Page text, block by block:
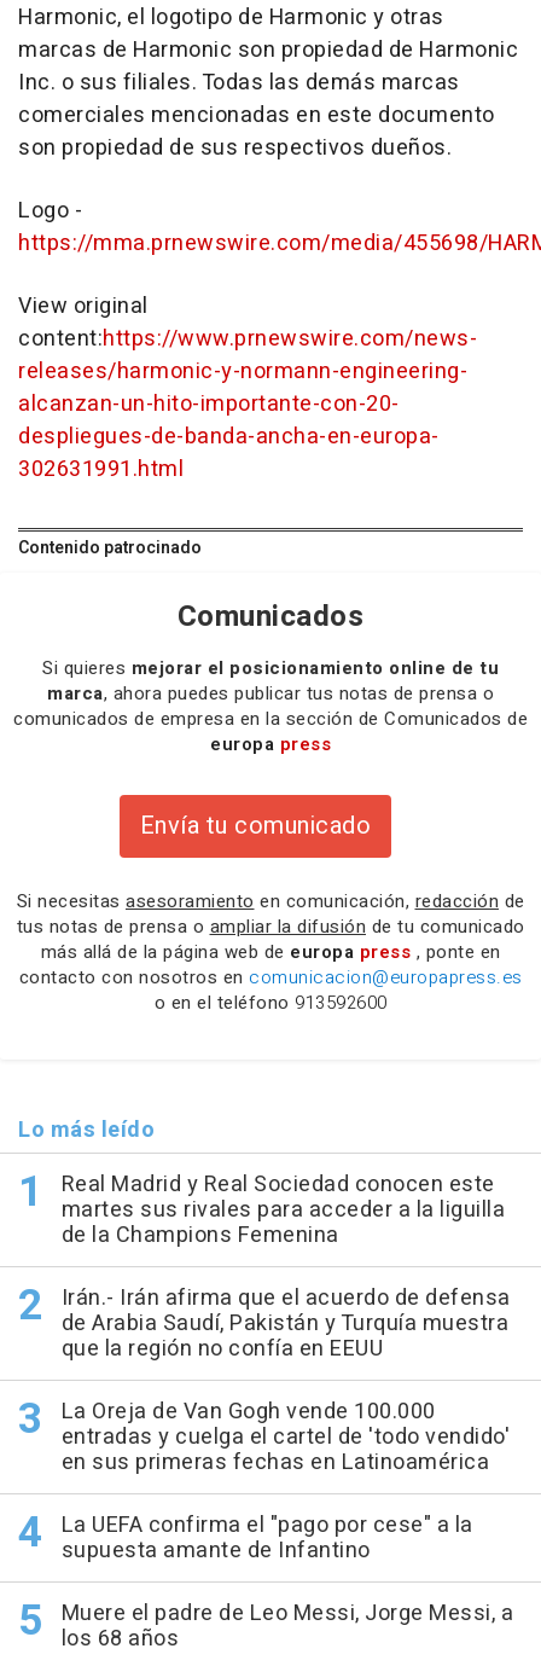
Harmonic, el logotipo de Harmonic y otras
marcas de Harmonic son propiedad de Harmonic
Inc. o sus filiales. Todas las demás marcas
comerciales mencionadas en este documento
son propiedad de sus respectivos dueños.
Logo -
https://mma.prnewswire.com/media/455698/
View original
content:https://www.prnewswire.com/news-
releases/harmonic-y-normann-engineering-
alcanzan-un-hito-importante-con-20-
despliegues-de-banda-ancha-en-europa-
302631991.html
Contenido patrocinado
Comunicados
Si quieres mejorar el posicionamiento online de tu
marca, ahora puedes publicar tus notas de prensa o
comunicados de empresa en la sección de Comunicados de
europa press
Envía tu comunicado
Si necesitas asesoramiento en comunicación, redacción de
tus notas de prensa o ampliar la difusión de tu comunicado
más allá de la página web de europa press , ponte en
contacto con nosotros en comunicacion@europapress.es
o en el teléfono 913592600
Lo más leído
Real Madrid y Real Sociedad conocen este
martes sus rivales para acceder a la liguilla
de la Champions Femenina
Irán.- Irán afirma que el acuerdo de defensa
de Arabia Saudí, Pakistán y Turquía muestra
que la región no confía en EEUU
La Oreja de Van Gogh vende 100.000
entradas y cuelga el cartel de 'todo vendido'
en sus primeras fechas en Latinoamérica
La UEFA confirma el "pago por cese" a la
supuesta amante de Infantino
Muere el padre de Leo Messi, Jorge Messi, a
los 68 años